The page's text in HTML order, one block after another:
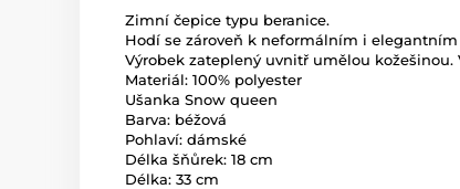
Zimní čepice typu beranice.
Hodí se zároveň k neformálním i
Výrobek zateplený uvnitř umělou
Materiál: 100% polyester
Ušanka Snow queen
Barva: béžová
Pohlaví: dámské
Délka šňůrek: 18 cm
Délka: 33 cm